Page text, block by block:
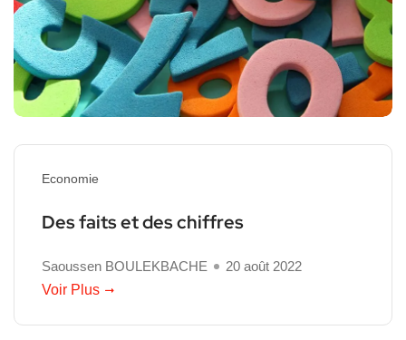
Economie
Des faits et des chiffres
Saoussen BOULEKBACHE
20 août 2022
Voir Plus